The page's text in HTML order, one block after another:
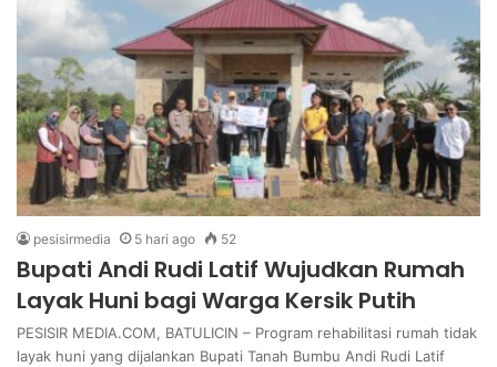
pesisirmedia 5 hari ago 52
Bupati Andi Rudi Latif Wujudkan Rumah
Layak Huni bagi Warga Kersik Putih
PESISIR MEDIA.COM, BATULICIN – Program rehabilitasi rumah tidak
layak huni yang dijalankan Bupati Tanah Bumbu Andi Rudi Latif